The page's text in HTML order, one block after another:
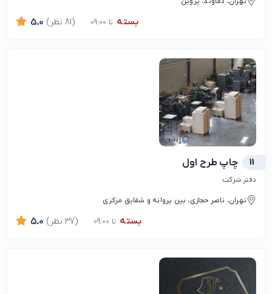
بسته تا 09:00 5.0 (81 نظر)
11 چاپ طرح اول
دفتر شرکت
تهران، ناصر حجازی، بین پروانه و شقایق مرکزی
بسته تا 09:00 5.0 (37 نظر)